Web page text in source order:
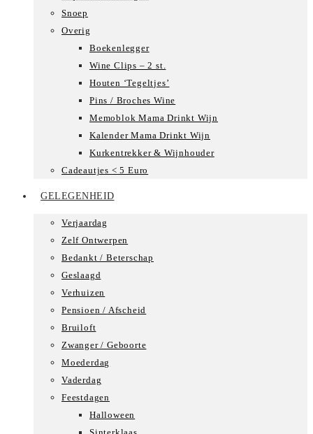
Snoep
Overig
Boekenlegger
Wine Clips – 2 st.
Houten ‘Tegeltjes’
Pins / Broches Wine
Memoblok Mama Drinkt Wijn
Kalender Mama Drinkt Wijn
Kurkentrekker & Wijnhouder
Cadeautjes < 5 Euro
GELEGENHEID
Verjaardag
Zelf Ontwerpen
Bedankt / Beterschap
Geslaagd
Verhuizen
Pensioen / Afscheid
Bruiloft
Zwanger / Geboorte
Moederdag
Vaderdag
Feestdagen
Halloween